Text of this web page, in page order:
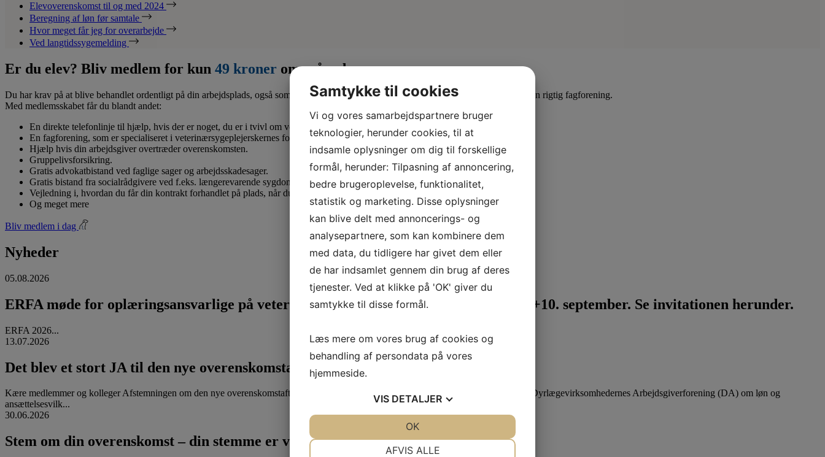
Elevoverenskomst til og med 2024
Beregning af løn før samtale
Hvor meget får jeg for overarbejde
Ved langtidssygemelding
Er du elev? Bliv medlem for kun 49 kroner om måneden
Du har krav på at blive behandlet ordentligt på din arbejdsplads, også som lærling eller elev. Derfor er det en god idé at være medlem af en rigtig fagforening.
Med medlemsskabet får du blandt andet:
En direkte telefonlinje til hjælp, hvis der er noget, du er i tvivl om vedr. dine løn- og arbejdsforhold.
En fagforening, som er specialiseret i veterinærsygeplejerskernes forhold.
Hjælp hvis din arbejdsgiver overtræder overenskomsten.
Gruppelivsforsikring.
Gratis advokatbistand ved faglige sager og arbejdsskadesager.
Gratis bistand fra socialrådgivere ved f.eks. længerevarende sygdom.
Vejledning i, hvordan du får din kontrakt forhandlet på plads, når du skal have dit første job som uddannet veterinærsygeplejerske.
Og meget mere
Bliv medlem i dag
Nyheder
05.08.2026
ERFA møde for oplæringsansvarlige på veterinærsygeplejerske uddannelsen d.8.+9.+10. september. Se invitationen herunder.
ERFA 2026...
13.07.2026
Det blev et stort JA til den nye overenskomstaftale
Kære medlemmer og kolleger Afstemningen om den nye overenskomstaftale mellem Veterinærsygeplejerskernes Fagforening (VF) og Dyrlægevirksomhedernes Arbejdsgiverforening (DA) om løn og
ansættelsesvilk...
30.06.2026
Stem om din overenskomst – din stemme er vigtig!
Samtykke til cookies
Vi og vores samarbejdspartnere bruger
teknologier, herunder cookies, til at
indsamle oplysninger om dig til forskellige
formål, herunder: Tilpasning af annoncering,
bedre brugeroplevelse, funktionalitet,
statistik og marketing. Disse oplysninger
kan blive delt med annoncerings- og
analysepartnere, som kan kombinere dem
med data, du tidligere har givet dem eller
de har indsamlet gennem din brug af deres
tjenester. Ved at klikke på 'OK' giver du
samtykke til disse formål.
Læs mere om vores brug af cookies og
behandling af persondata på vores
hjemmeside.
VIS DETALJER
AFVIS ALLE
OK